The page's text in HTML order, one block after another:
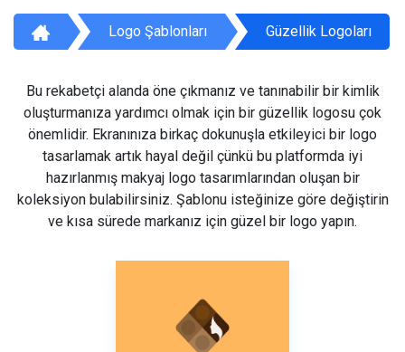
Logo Şablonları Güzellik Logoları
Bu rekabetçi alanda öne çıkmanız ve tanınabilir bir kimlik
oluşturmanıza yardımcı olmak için bir güzellik logosu çok
önemlidir. Ekranınıza birkaç dokunuşla etkileyici bir logo
tasarlamak artık hayal değil çünkü bu platformda iyi
hazırlanmış makyaj logo tasarımlarından oluşan bir
koleksiyon bulabilirsiniz. Şablonu isteğinize göre değiştirin
ve kısa sürede markanız için güzel bir logo yapın.